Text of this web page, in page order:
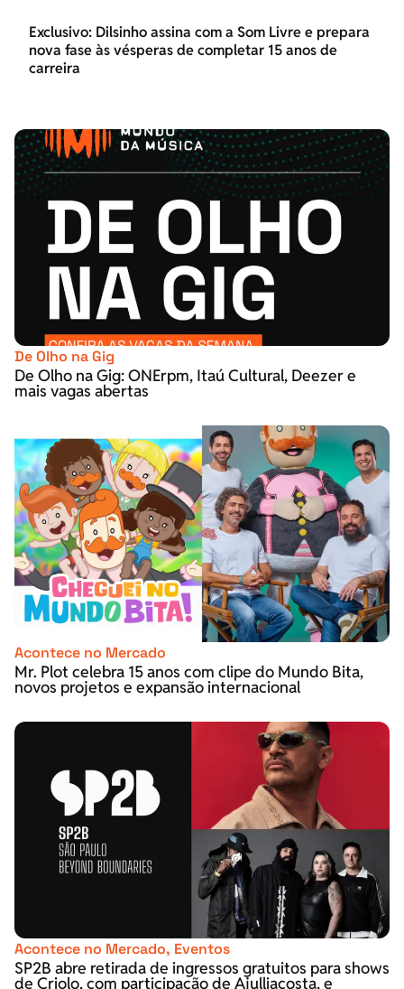
Exclusivo: Dilsinho assina com a Som Livre e prepara
nova fase às vésperas de completar 15 anos de
carreira
De Olho na Gig
De Olho na Gig: ONErpm, Itaú Cultural, Deezer e
mais vagas abertas
Acontece no Mercado
Mr. Plot celebra 15 anos com clipe do Mundo Bita,
novos projetos e expansão internacional
Acontece no Mercado, Eventos
SP2B abre retirada de ingressos gratuitos para shows
de Criolo, com participação de Ajulliacosta, e